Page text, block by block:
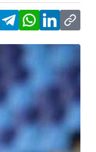
TelegramWhatsApp
LinkedInCopy